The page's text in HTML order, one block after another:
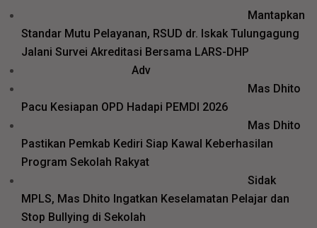
Mantapkan
Standar Mutu Pelayanan, RSUD dr. Iskak Tulungagung
Jalani Survei Akreditasi Bersama LARS-DHP
Adv
Mas Dhito
Pacu Kesiapan OPD Hadapi PEMDI 2026
Mas Dhito
Pastikan Pemkab Kediri Siap Kawal Keberhasilan
Program Sekolah Rakyat
Sidak
MPLS, Mas Dhito Ingatkan Keselamatan Pelajar dan
Stop Bullying di Sekolah